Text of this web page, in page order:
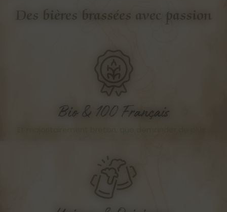
Des bières brassées avec passion
Bio & 100 Français